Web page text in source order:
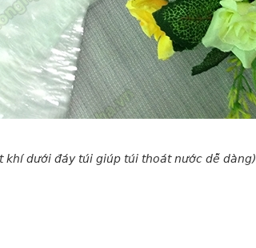
khí dưới đáy túi giúp túi thoát nước dễ dàng)